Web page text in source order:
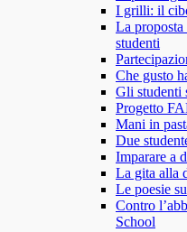
I grilli: il
La
studenti
Che gusto
Gli studenti
Progetto
Mani in
Due
Imparare a
La gita alla
Le poesie
Contro
School